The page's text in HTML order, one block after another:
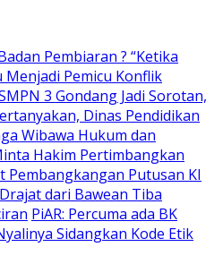
Pembiaran ? “Ketika
Menjadi Pemicu Konflik
3 Gondang Jadi Sorotan,
Dinas Pendidikan
Wibawa Hukum dan
Hakim Pertimbangkan
Putusan KI
dari Bawean Tiba
PiAR: Percuma ada BK
Sidangkan Kode Etik